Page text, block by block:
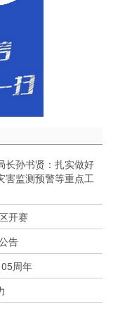
长孙书贤：扎实做好
害监测预警等重点工
开赛
告
周年